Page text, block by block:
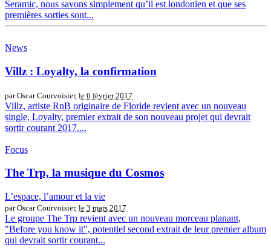
Seramic, nous savons simplement qu’il est londonien et que ses
premières sorties sont...
News
Villz : Loyalty, la confirmation
par Oscar Courvoisier, le 6 février 2017
Villz, artiste RnB originaire de Floride revient avec un nouveau
single, Loyalty, premier extrait de son nouveau projet qui devrait
sortir courant 2017....
Focus
The Trp, la musique du Cosmos
L’espace, l’amour et la vie
par Oscar Courvoisier, le 3 mars 2017
Le groupe The Trp revient avec un nouveau morceau planant,
"Before you know it", potentiel second extrait de leur premier album
qui devrait sortir courant...